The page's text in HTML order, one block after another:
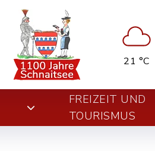
21 °C
FREIZEIT UND
TOURISMUS